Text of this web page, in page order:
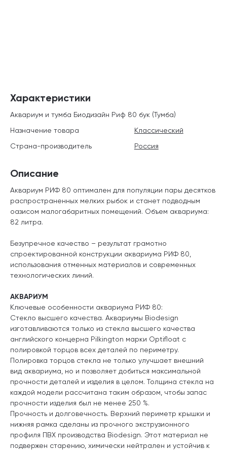
Описание
Аквариум РИФ 80 оптимален для популяции пары десятков
распространенных мелких рыбок и станет подводным
оазисом малогабаритных помещений. Объем аквариума:
82 литра.
Безупречное качество – результат грамотно
спроектированной конструкции аквариума РИФ 80,
использования отменных материалов и современных
технологических линий.
АКВАРИУМ
Ключевые особенности аквариума РИФ 80:
Стекло высшего качества. Аквариумы Biodesign
изготавливаются только из стекла высшего качества
английского концерна Pilkington марки Optifloat с
полировкой торцов всех деталей по периметру.
Полировка торцов стекла не только улучшает внешний
вид аквариума, но и позволяет добиться максимальной
прочности деталей и изделия в целом. Толщина стекла на
каждой модели рассчитана таким образом, чтобы запас
прочности изделия был не менее 250 %.
Прочность и долговечность. Верхний периметр крышки и
нижняя рамка сделаны из прочного экструзионного
профиля ПВХ производства Biodesign. Этот материал не
подвержен старению, химически нейтрален и устойчив к
Характеристики
Аквариум и тумба Биодизайн Риф 80 бук (Тумба)
Назначение товара
Классический
Страна-производитель
Россия